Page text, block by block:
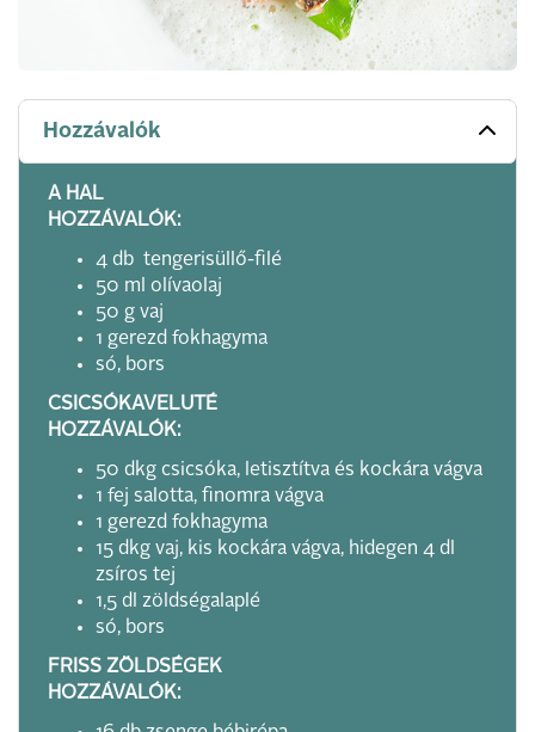
Hozzávalók
A HAL
HOZZÁVALÓK:
4 db tengerisüllő-filé
50 ml olívaolaj
50 g vaj
1 gerezd fokhagyma
só, bors
CSICSÓKAVELUTÉ
HOZZÁVALÓK:
50 dkg csicsóka, letisztítva és kockára vágva
1 fej salotta, finomra vágva
1 gerezd fokhagyma
15 dkg vaj, kis kockára vágva, hidegen 4 dl
zsíros tej
1,5 dl zöldségalaplé
só, bors
FRISS ZÖLDSÉGEK
HOZZÁVALÓK: